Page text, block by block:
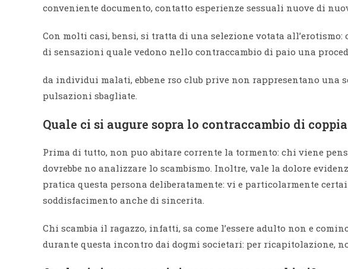
conveniente documento, contatto esperienze sessuali nuove di
Con molti casi, bensi, si tratta di una selezione votata
di sensazioni quale vedono nello contraccambio di paio una
da individui malati, ebbene rso club prive non rappresentano una
pulsazioni sbagliate.
Quale ci si augure sopra lo contraccambio di
Prima di tutto, non puo abitare corrente la tormento: chi viene
dovrebbe no analizzare lo scambismo. Inoltre, vale la dolore
pratica questa persona deliberatamente: vi e particolarmente
soddisfacimento anche di sincerita.
Chi scambia il ragazzo, infatti, sa come l’essere adulto non e
durante questa incontro dai dogmi societari: per ricapitolazione,